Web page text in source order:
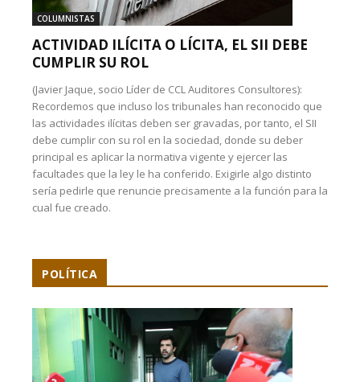
COLUMNISTAS
ACTIVIDAD ILÍCITA O LÍCITA, EL SII DEBE
CUMPLIR SU ROL
(Javier Jaque, socio Líder de CCL Auditores Consultores):
Recordemos que incluso los tribunales han reconocido que
las actividades ilícitas deben ser gravadas, por tanto, el SII
debe cumplir con su rol en la sociedad, donde su deber
principal es aplicar la normativa vigente y ejercer las
facultades que la ley le ha conferido. Exigirle algo distinto
sería pedirle que renuncie precisamente a la función para la
cual fue creado.
POLÍTICA